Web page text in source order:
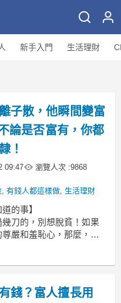
新手入門 生活理財
子散，他瞬間變富
論是否富有，你都
！
09:47 瀏覽人次 :9868
, 有錢人都這樣做, 生活理財
的事】
刀的，別想脫貧！如果
嚴和羞恥心，那麼，這
有錢，不見得可以要別
於他們沒有被窮困打過巴
卡住喉嚨，被別人的勢
錢？富人擅長用